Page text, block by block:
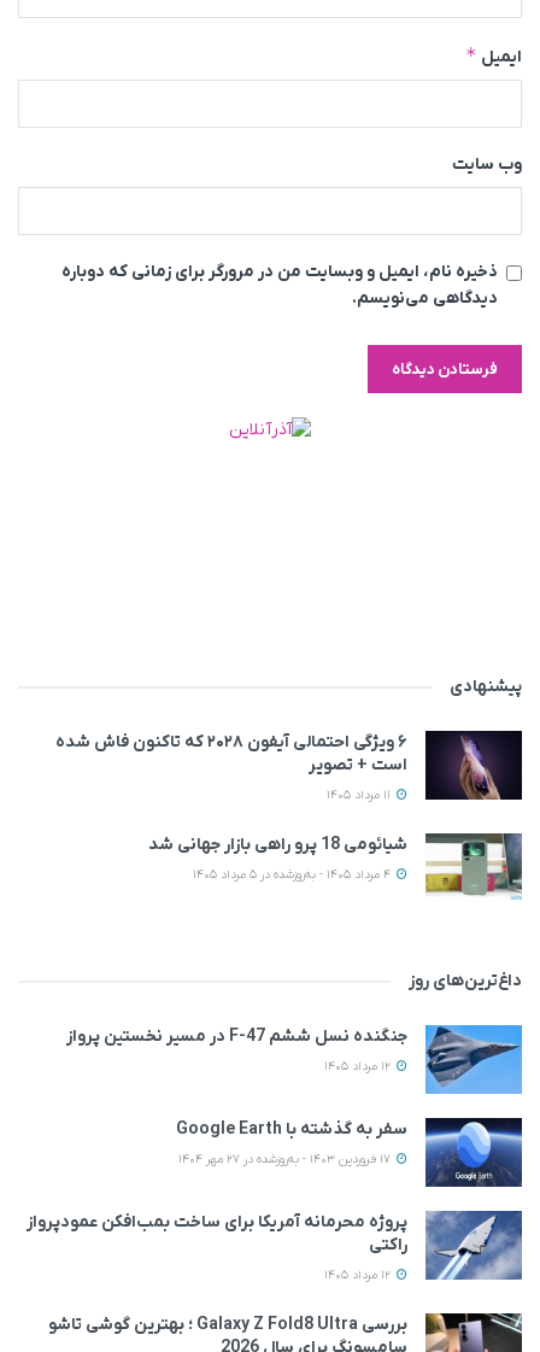
ایمیل *
وب‌ سایت
ذخیره نام، ایمیل و وبسایت من در مرورگر برای زمانی که دوباره
دیدگاهی می‌نویسم.
پیشنهادی
۶ ویژگی احتمالی آیفون ۲۰۲۸ که تاکنون فاش شده
است + تصویر
شیائومی 18 پرو راهی بازار جهانی شد
داغ‌ترین‌های روز
جنگنده نسل ششم F-47 در مسیر نخستین پرواز
سفر به گذشته با Google Earth
پروژه محرمانه آمریکا برای ساخت بمب‌افکن عمودپرواز
راکتی
بررسی Galaxy Z Fold8 Ultra ؛ بهترین گوشی تاشو